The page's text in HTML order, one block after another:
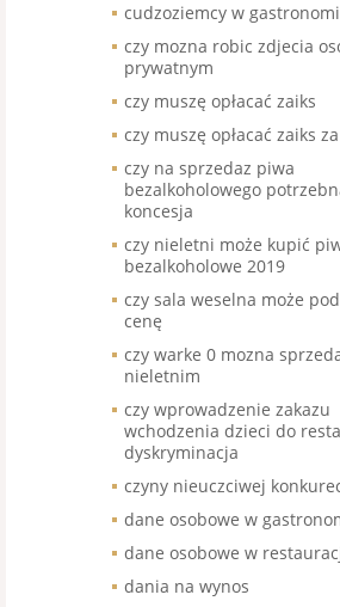
cudzoziemcy w
czy mozna robic zdjecia
prywatnym
czy muszę opłacać zaiks
czy muszę opłacać zaiks
czy na sprzedaz piwa
bezalkoholowego
koncesja
czy nieletni może kupić
bezalkoholowe 2019
czy sala weselna może
cenę
czy warke 0 mozna
nieletnim
czy wprowadzenie zakazu
wchodzenia dzieci do
dyskryminacja
czyny nieuczciwej
dane osobowe w
dane osobowe w
dania na wynos